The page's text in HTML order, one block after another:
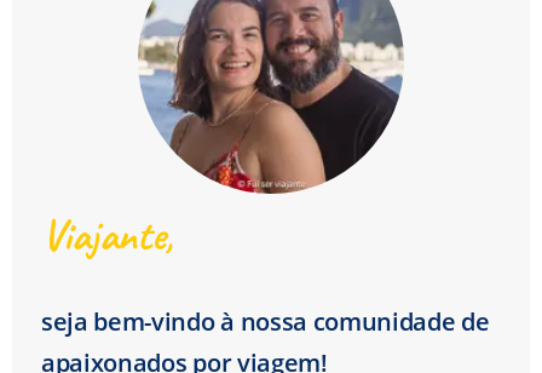
Viajante,
seja bem-vindo à nossa comunidade de
apaixonados por viagem!